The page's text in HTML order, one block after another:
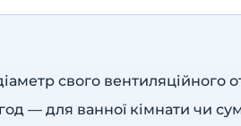
свого вентиляційного
— для ванної кімнати чи